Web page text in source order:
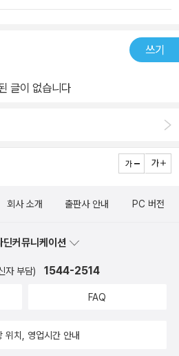
쓰기
글이 없습니다
회사 소개 출판사 안내 PC 버전
커뮤니케이션
자 부담) 1544-2514
FAQ
위치, 영업시간 안내